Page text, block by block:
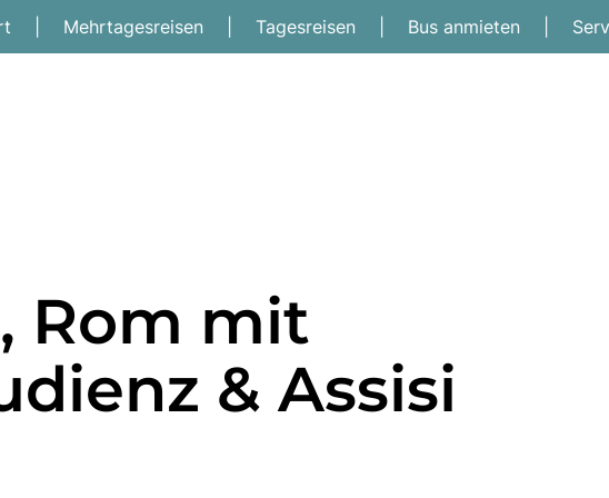
Mehrtagesreisen Tagesreisen Bus anmieten
Rom mit
& Assisi